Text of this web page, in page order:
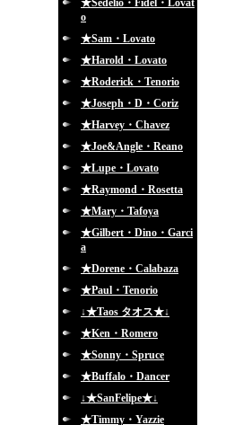
★Sedelio・Fidel・Lovat
o
★Sam・Lovato
★Harold・Lovato
★Roderick・Tenorio
★Joseph・D・Coriz
★Harvey・Chavez
★Joe&Angle・Reano
★Lupe・Lovato
★Raymond・Rosetta
★Mary・Tafoya
★Gilbert・Dino・Garci
a
★Dorene・Calabaza
★Paul・Tenorio
↓★Taos タオス★↓
★Ken・Romero
★Sonny・Spruce
★Buffalo・Dancer
↓★SanFelipe★↓
★Timmy・Yazzie